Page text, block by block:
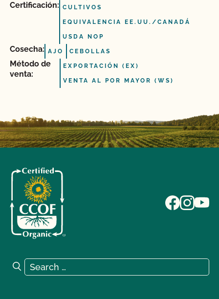
Certificación: CULTIVOS
EQUIVALENCIA EE.UU./CANADÁ
USDA NOP
Cosecha: AJO CEBOLLAS
Método de
venta:
EXPORTACIÓN (EX)
VENTA AL POR MAYOR (WS)
Search for:
Search